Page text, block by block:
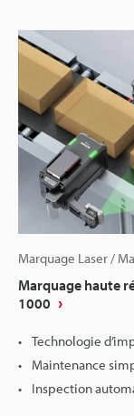
Marquage Laser /
Marquage haute
1000
Technologie
Maintenance
Inspection